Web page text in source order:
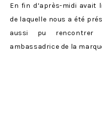
En fin d’après-midi avait
de laquelle nous a été
aussi pu rencontrer
ambassadrice de la